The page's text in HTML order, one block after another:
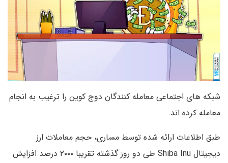
شبکه های اجتماعی معامله کنندگان دوج کوین را ترغیب به انجام
معامله کرده اند.
طبق اطلاعات ارائه شده توسط مساری، حجم معاملات ارز
دیجیتال Shiba Inu طی دو روز گذشته تقریبا ۲۰۰۰ درصد افزایش